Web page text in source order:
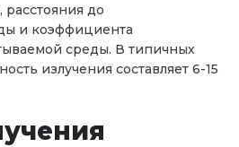
расстояния до
и коэффициента
среды. В типичных
излучения составляет 6-15